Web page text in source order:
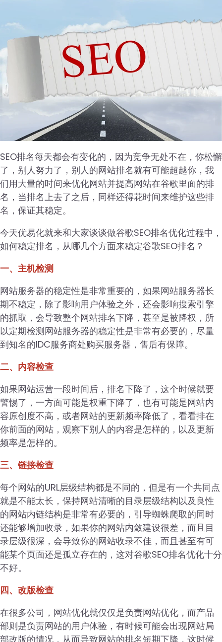
SEO排名每天都会有变化的，因为竞争无处不在，你松懈
了，别人努力了，别人的网站排名就有可能超越你，我
们用大量的时间来优化网站并提高网站在谷歌里面的排
名，当排名上去了之后，同样还得花时间来维护这些排
名，保证其稳定。
今天优易化就来和大家谈谈做谷歌SEO排名优化过程中，
如何稳定排名，从哪几个方面来稳定谷歌SEO排名？
一、主机检测
网站服务器的稳定性是非常重要的，如果网站服务器长
期不稳定，除了影响用户体验之外，还会影响搜索引擎
的抓取，会导致整个网站排名下降，甚至是被降权，所
以定期检测网站服务器的稳定性是非常有必要的，尽量
到知名的IDC服务商处购买服务器，售后有保障。
二、内容检查
如果网站运营一段时间后，排名下降了，这个时候就要
警惕了，一方面可能是权重下降了，也有可能是网站内
容原创度不高，或者网站的更新频率降低了，看看排在
你前面的网站，观察下别人的内容是怎样的，以及更新
频率是怎样的。
三、链接检查
每个网站的URL层级结构都是不同的，但是有一个共同点
就是不能太长，保持网站清晰的目录层级结构以及良性
的网站内链结构是非常有必要的，引导蜘蛛爬取的同时
还能够增加收录，如果你的网站内敛建设很差，而且目
录层级很深，会导致你的网站收录不佳，而且甚至有可
能某个页面还是孤立存在的，这对谷歌SEO排名优化十分
不好。
四、改版检查
在很多公司，网站优化就仅仅是负责网站优化，而产品
部则是负责网站的用户体验，有时候可能会出现网站局
部改版的情况，从而导致网站的排名短期下降，这时候